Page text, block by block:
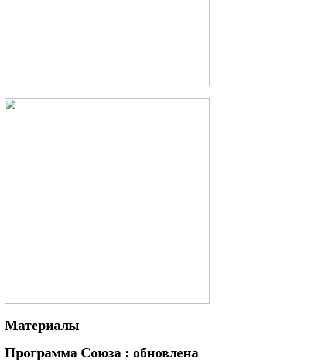
Материалы
Программа Союза : обновлена